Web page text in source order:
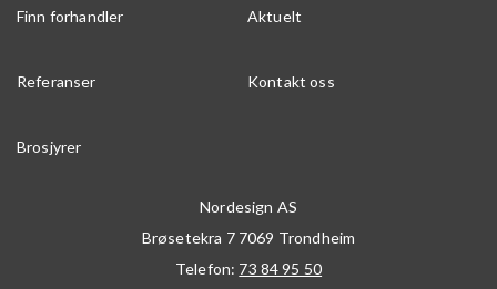
Finn forhandler Aktuelt
Referanser Kontakt oss
Brosjyrer
Nordesign AS
Brøsetekra 7 7069 Trondheim
Telefon: 73 84 95 50